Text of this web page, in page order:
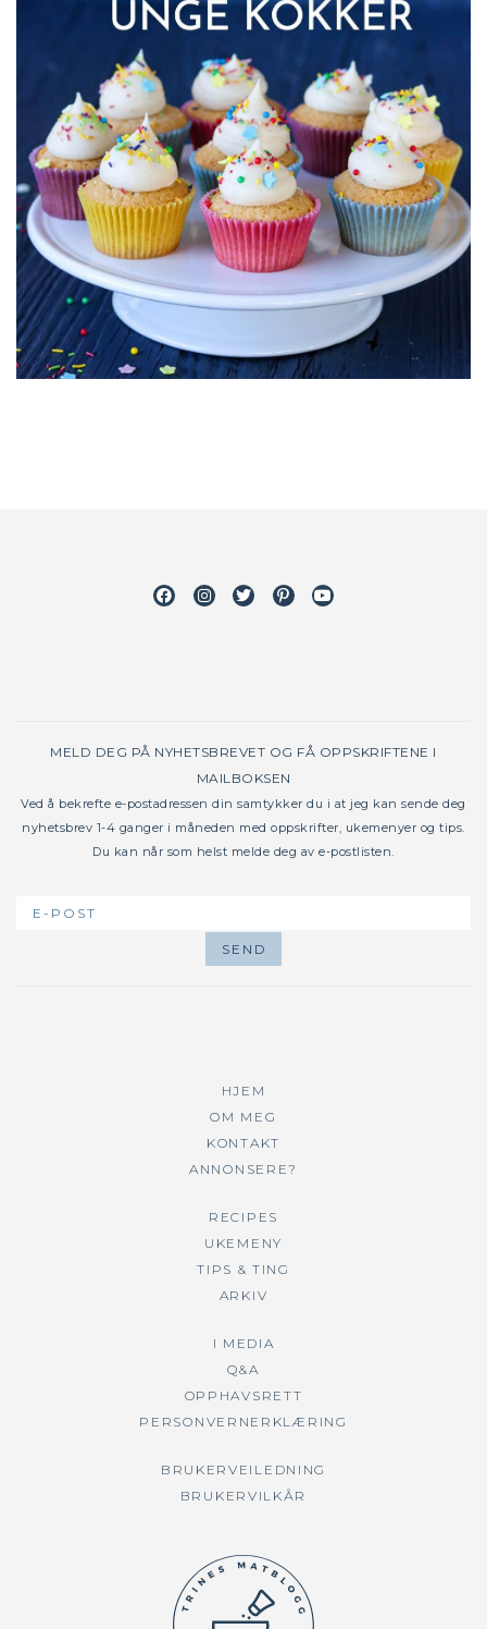
FacebookInstagram
TwitterPinterestYoutube
MELD DEG PÅ NYHETSBREVET OG FÅ OPPSKRIFTENE I
MAILBOKSEN
Ved å bekrefte e-postadressen din samtykker du i at jeg kan sende deg
nyhetsbrev 1-4 ganger i måneden med oppskrifter, ukemenyer og tips.
Du kan når som helst melde deg av e-postlisten.
HJEM
OM MEG
KONTAKT
ANNONSERE?
RECIPES
UKEMENY
TIPS & TING
ARKIV
I MEDIA
Q&A
OPPHAVSRETT
PERSONVERNERKLÆRING
BRUKERVEILEDNING
BRUKERVILKÅR